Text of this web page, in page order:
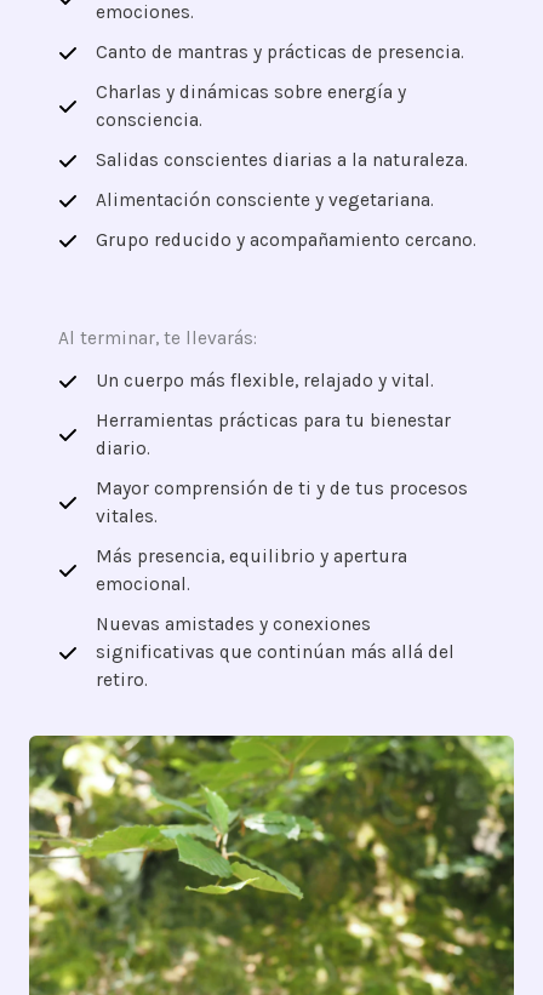
emociones.
Canto de mantras y prácticas de presencia.
Charlas y dinámicas sobre energía y
consciencia.
Salidas conscientes diarias a la naturaleza.
Alimentación consciente y vegetariana.
Grupo reducido y acompañamiento cercano.
Al terminar, te llevarás:
Un cuerpo más flexible, relajado y vital.
Herramientas prácticas para tu bienestar
diario.
Mayor comprensión de ti y de tus procesos
vitales.
Más presencia, equilibrio y apertura
emocional.
Nuevas amistades y conexiones
significativas que continúan más allá del
retiro.